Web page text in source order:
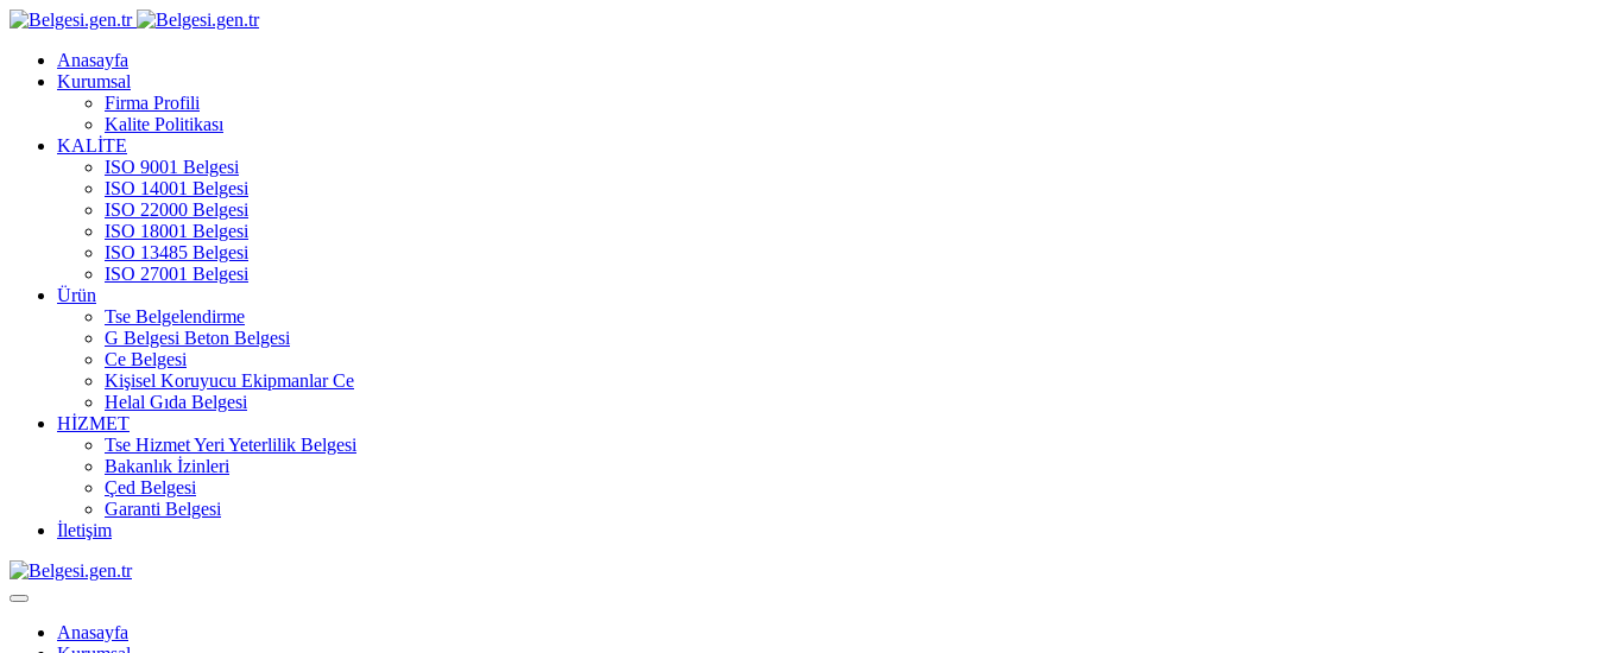
Anasayfa
Kurumsal
Firma Profili
Kalite Politikası
KALİTE
ISO 9001 Belgesi
ISO 14001 Belgesi
ISO 22000 Belgesi
ISO 18001 Belgesi
ISO 13485 Belgesi
ISO 27001 Belgesi
Ürün
Tse Belgelendirme
G Belgesi Beton Belgesi
Ce Belgesi
Kişisel Koruyucu Ekipmanlar Ce
Helal Gıda Belgesi
HİZMET
Tse Hizmet Yeri Yeterlilik Belgesi
Bakanlık İzinleri
Çed Belgesi
Garanti Belgesi
İletişim
Anasayfa